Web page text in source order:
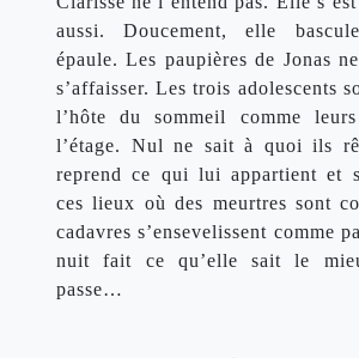
aussi. Doucement, elle
épaule. Les paupières de Jonas
s’affaisser. Les trois adolescents
l’hôte du sommeil comme
l’étage. Nul ne sait à quoi ils
reprend ce qui lui appartient et
ces lieux où des meurtres sont
cadavres s’ensevelissent comme
nuit fait ce qu’elle sait le
passe…